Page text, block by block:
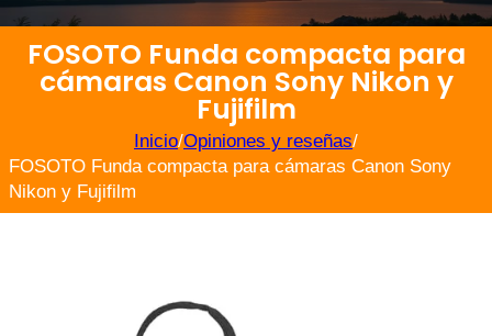
FOSOTO Funda compacta para
cámaras Canon Sony Nikon y
Fujifilm
Inicio/Opiniones y reseñas/
FOSOTO Funda compacta para cámaras Canon Sony
Nikon y Fujifilm